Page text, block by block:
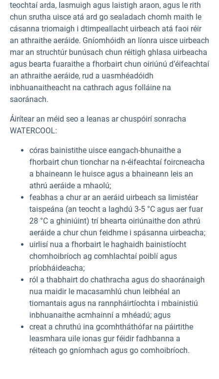
teochtaí arda, lasmuigh agus laistigh araon, agus le rith
chun srutha uisce atá ard go sealadach chomh maith le
cásanna triomaigh i dtimpeallacht uirbeach atá faoi réir
an athraithe aeráide. Gníomhóidh an líonra uisce uirbeach
mar an struchtúr bunúsach chun réitigh ghlasa uirbeacha
agus bearta fuaraithe a fhorbairt chun oiriúnú d’éifeachtaí
an athraithe aeráide, rud a uasmhéadóidh
inbhuanaitheacht na cathrach agus folláine na
saoránach.
Áirítear an méid seo a leanas ar chuspóirí sonracha
WATERCOOL:
córas bainistithe uisce eangach-bhunaithe a
fhorbairt chun tionchar na n-éifeachtaí foircneacha
a bhaineann le huisce agus a bhaineann leis an
athrú aeráide a mhaolú;
feabhas a chur ar an aeráid uirbeach sa limistéar
taispeána (an teocht a laghdú 3-5 °C agus aer fuar
28 °C a ghiniúint) trí bhearta oiriúnaithe don athrú
aeráide a chur chun feidhme i spásanna uirbeacha;
uirlisí nua a fhorbairt le haghaidh bainistíocht
chomhoibríoch ag comhlachtaí poiblí agus
príobháideacha;
ról a thabhairt do chathracha agus do shaoránaigh
nua maidir le macasamhlú chun leibhéal an
tiomantais agus na rannpháirtíochta i mbainistiú
inbhuanaithe acmhainní a mhéadú; agus
creat a chruthú ina gcomhtháthófar na páirtithe
leasmhara uile ionas gur féidir fadhbanna a
réiteach go gníomhach agus go comhoibríoch.